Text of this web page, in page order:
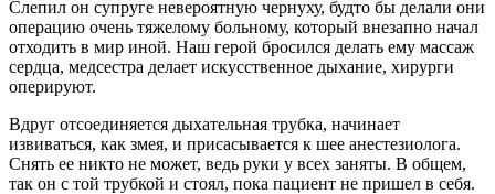
Слепил он супруге невероятную чернуху, будто бы делали они
операцию очень тяжелому больному, который внезапно начал
отходить в мир иной. Наш герой бросился делать ему массаж
сердца, медсестра делает искусственное дыхание, хирурги
оперируют.
Вдруг отсоединяется дыхательная трубка, начинает
извиваться, как змея, и присасывается к шее анестезиолога.
Снять ее никто не может, ведь руки у всех заняты. В общем,
так он с той трубкой и стоял, пока пациент не пришел в себя.